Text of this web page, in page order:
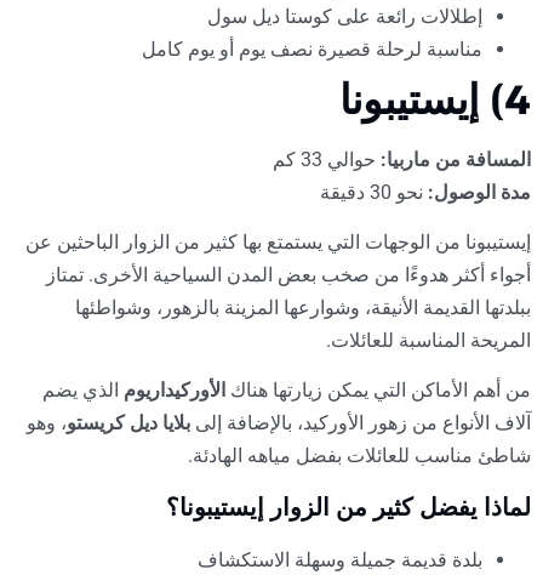
إطلالات رائعة على كوستا ديل سول
مناسبة لرحلة قصيرة نصف يوم أو يوم كامل
4) إيستيبونا
المسافة من ماربيا: حوالي 33 كم
مدة الوصول: نحو 30 دقيقة
إيستيبونا من الوجهات التي يستمتع بها كثير من الزوار الباحثين عن
أجواء أكثر هدوءًا من صخب بعض المدن السياحية الأخرى. تمتاز
ببلدتها القديمة الأنيقة، وشوارعها المزينة بالزهور، وشواطئها
المريحة المناسبة للعائلات.
من أهم الأماكن التي يمكن زيارتها هناك الأوركيداريوم الذي يضم
آلاف الأنواع من زهور الأوركيد، بالإضافة إلى بلايا ديل كريستو، وهو
شاطئ مناسب للعائلات بفضل مياهه الهادئة.
لماذا يفضل كثير من الزوار إيستيبونا؟
بلدة قديمة جميلة وسهلة الاستكشاف